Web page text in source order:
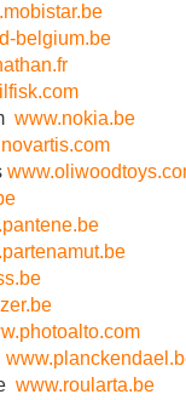
belgium.be
www.nokia.be
www.roularta.be